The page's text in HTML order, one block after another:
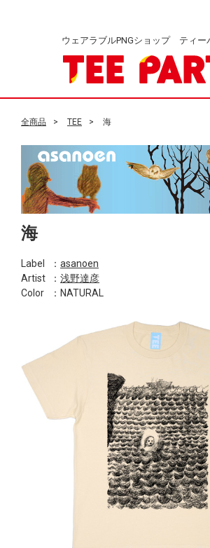
ウェアラブルPNGショップ ティー
全商品 TEE 海
海
Label ： asanoen
Artist
： 浅野達彦
Color
：NATURAL